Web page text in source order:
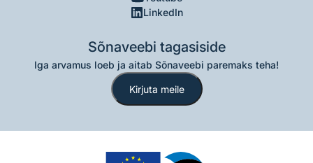
LinkedIn
Sõnaveebi tagasiside
Iga arvamus loeb ja aitab Sõnaveebi paremaks teha!
Kirjuta meile